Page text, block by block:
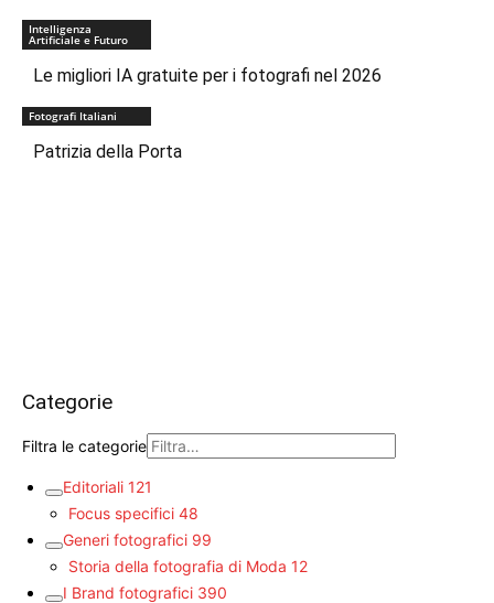
Intelligenza
Artificiale e Futuro
Le migliori IA gratuite per i fotografi nel 2026
Fotografi Italiani
Patrizia della Porta
Categorie
Filtra le categorie
Editoriali 121
Focus specifici 48
Generi fotografici 99
Storia della fotografia di Moda 12
I Brand fotografici 390